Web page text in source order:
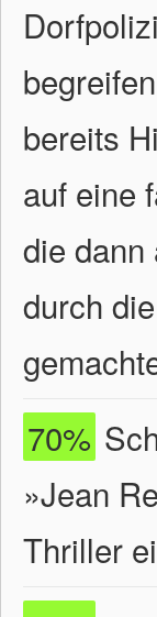
bereits
auf eine
die dann
durch
70%
»Jean
Thriller